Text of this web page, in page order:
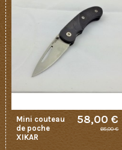
Mini couteau
de poche
XIKAR
58,00 €
68,00 €